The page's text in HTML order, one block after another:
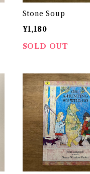
Stone Soup
¥1,180
SOLD OUT